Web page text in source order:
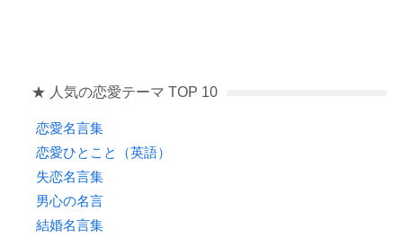
★ 人気の恋愛テーマ TOP 10
恋愛名言集
恋愛ひとこと（英語）
失恋名言集
男心の名言
結婚名言集